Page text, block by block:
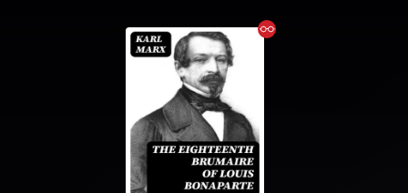
Ebook